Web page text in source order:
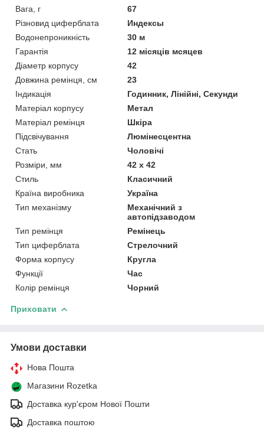
Вага, г
67
Різновид циферблата
Индексы
Водонепроникність
30 м
Гарантія
12 місяців мсяцев
Діаметр корпусу
42
Довжина ремінця, см
23
Індикація
Годинник, Лінійні, Секунди
Матеріал корпусу
Метал
Матеріал ремінця
Шкіра
Підсвічування
Люмінесцентна
Стать
Чоловічі
Розміри, мм
42 х 42
Стиль
Класичний
Країна виробника
Україна
Тип механізму
Механічний з
автопідзаводом
Тип ремінця
Ремінець
Тип циферблата
Стрелочний
Форма корпусу
Кругла
Функції
Час
Колір ремінця
Чорний
Приховати
Умови доставки
Нова Пошта
Магазини Rozetka
Доставка кур'єром Нової Пошти
Доставка поштою